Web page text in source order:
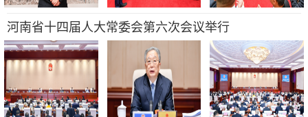
河南省十四届人大常委会第六次会议举行